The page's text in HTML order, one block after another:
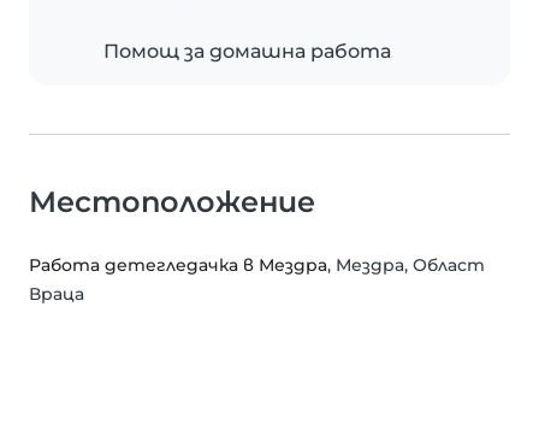
Помощ за домашна работа
Местоположение
Работа детегледачка в Мездра, Мездра, Област
Враца